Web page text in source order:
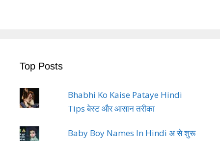
Top Posts
Bhabhi Ko Kaise Pataye Hindi
Tips बेस्ट और आसान तरीका
Baby Boy Names In Hindi अ से शुरू